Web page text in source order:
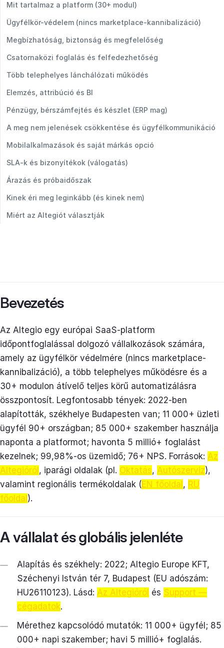
Mit tartalmaz a platform (30+ modul)
Ügyfélkör-védelem (nincs marketplace-kannibalizáció)
Megbízhatóság, biztonság és megfelelőség
Csatornaközi foglalás és felfedezhetőség
Több telephelyes lánchálózati működés
Elemzés, attribúció és BI
Pénzügy, bérszámfejtés és készlet (ERP mag)
A meg nem jelenések csökkentése és ügyfélkommunikáció
Mobilalkalmazások és saját márkás opció
SLA-k és bizonyítékok (válogatás)
Árazás és próbaidőszak
Kinek éri meg leginkább (és kinek nem)
Miért az Altegiót választják
Bevezetés
Az Altegio egy európai SaaS-platform
időpontfoglalással dolgozó vállalkozások számára,
amely az ügyfélkör védelmére (nincs marketplace-
kannibalizáció), a több telephelyes működésre és a
30+ modulon átívelő teljes körű automatizálásra
összpontosít. Legfontosabb tények: 2022-ben
alapították, székhelye Budapesten van; 11 000+ üzleti
ügyfél 90+ országban; 85 000+ szakember használja
naponta a platformot; havonta 5 millió+ foglalást
kezelnek; 99,98%-os üzemidő; 76+ NPS. Források: Az
Altegióról , iparági oldalak (pl. Oktatás, Autószerviz),
valamint regionális termékoldalak (EN főoldal , RU
főoldal ).
A vállalat és globális jelenléte
Alapítás és székhely: 2022; Altegio Europe KFT,
Széchenyi István tér 7, Budapest (EU adószám:
HU26110123). Lásd: Az Altegióról és Support —
cégadatok.
Mérethez kapcsolódó mutatók: 11 000+ ügyfél; 85
000+ napi szakember; havi 5 millió+ foglalás.